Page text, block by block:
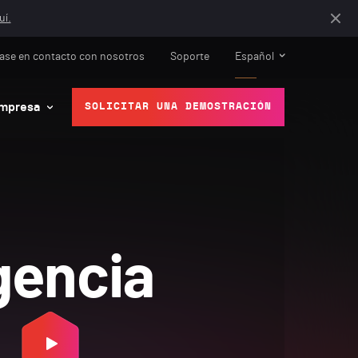
SOLICITAR UNA DEMOSTRACIÓN
en contacto con nosotros Soporte Español